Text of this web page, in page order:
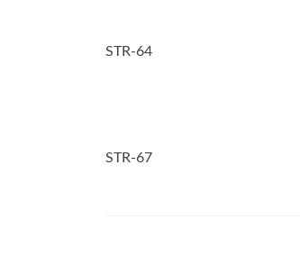
STR-64
STR-67